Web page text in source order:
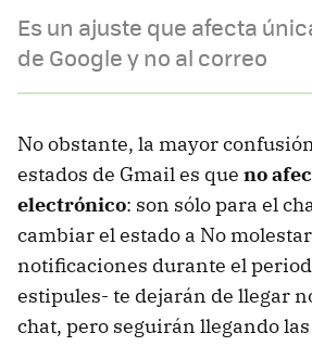
Es un ajuste que afecta
de Google y no al correo
No obstante, la mayor
estados de Gmail es que no
electrónico: son sólo para el
cambiar el estado a No
notificaciones durante el
estipules- te dejarán de llegar
chat, pero seguirán llegando